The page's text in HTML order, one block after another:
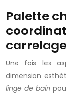
Palette
Une fois les
dimension
linge de bain